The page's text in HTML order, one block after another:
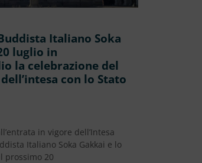
Italiano Soka
luglio in
la celebrazione del
con lo Stato
in vigore dell’Intesa
Italiano Soka Gakkai e lo
prossimo 20